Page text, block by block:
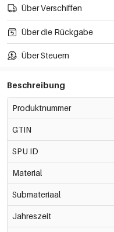
Über Verschiffen
Über die Rückgabe
Über Steuern
Beschreibung
Produktnummer
GTIN
SPU ID
Material
Submateriaal
Jahreszeit